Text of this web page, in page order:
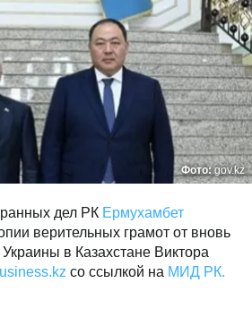
Фото: gov.kz
дел РК Ермухамбет
верительных грамот от вновь
в Казахстане Виктора
со ссылкой на МИД РК.